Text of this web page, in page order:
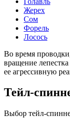
Жерех
Сом
Форель
Лосось
Во время
вращение
ее агрессивную
Тейл-
Выбор тейл-